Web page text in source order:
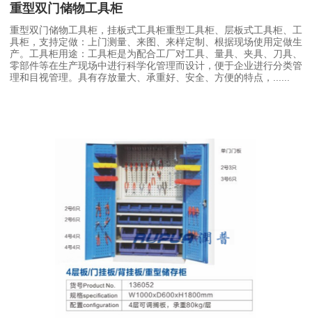
重型双门储物工具柜
重型双门储物工具柜，挂板式工具柜重型工具柜、层板式工具柜、工
具柜，支持定做：上门测量、来图、来样定制、根据现场使用定做生
产。工具柜用途：工具柜是为配合工厂对工具、量具、夹具、刀具、
零部件等在生产现场中进行科学化管理而设计，便于企业进行分类管
理和目视管理。具有存放量大、承重好、安全、方便的特点，......